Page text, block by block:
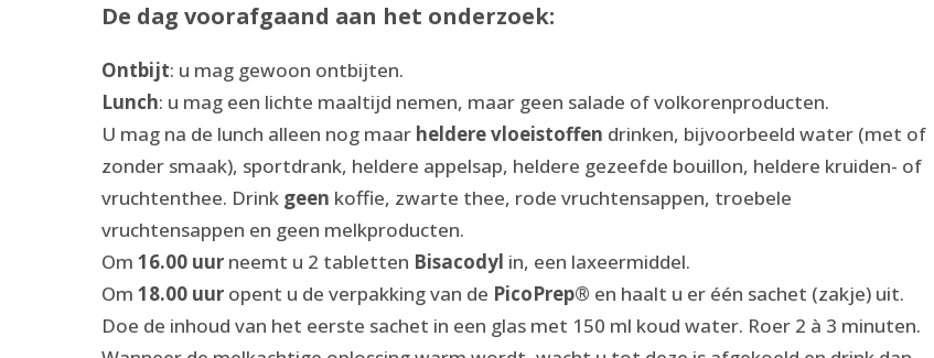
De dag voorafgaand aan het onderzoek:
Ontbijt: u mag gewoon ontbijten.
Lunch: u mag een lichte maaltijd nemen, maar geen salade of volkorenproducten.
U mag na de lunch alleen nog maar heldere vloeistoffen drinken, bijvoorbeeld water (met of
zonder smaak), sportdrank, heldere appelsap, heldere gezeefde bouillon, heldere kruiden- of
vruchtenthee. Drink geen koffie, zwarte thee, rode vruchtensappen, troebele
vruchtensappen en geen melkproducten.
Om16.00 uur neemt u 2 tabletten Bisacodyl in, een laxeermiddel.
Om18.00 uur opent u de verpakking van de PicoPrep® en haalt u er één sachet (zakje) uit.
Doe de inhoud van het eerste sachet in een glas met 150 ml koud water. Roer 2 à 3 minuten.